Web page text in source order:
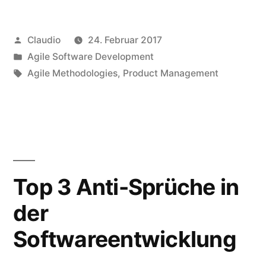
values
important?“
Veröffentlicht
von
Claudio
24. Februar 2017
Veröffentlicht
unter
Agile Software Development
Schlagwörter:
Agile Methodologies, Product Management
Top 3 Anti-Sprüche in
der
Softwareentwicklung